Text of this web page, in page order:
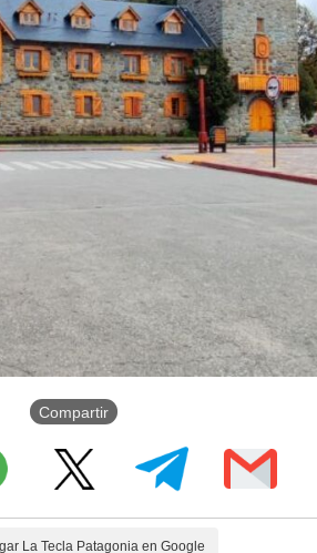
Compartir
La Tecla Patagonia en Google